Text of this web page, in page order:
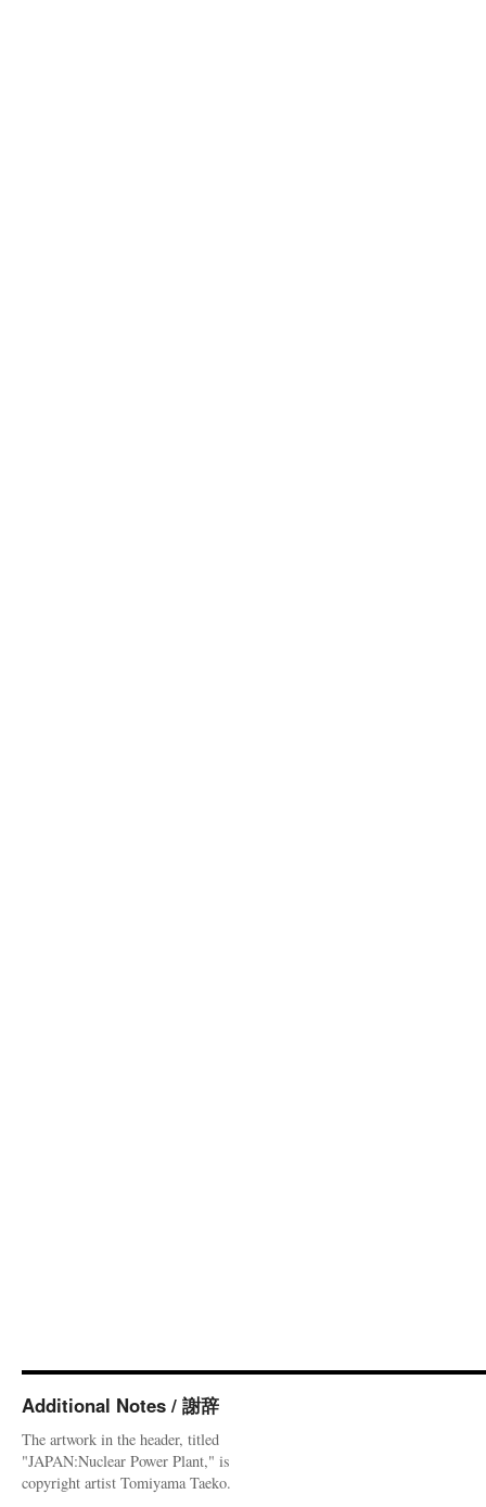
Additional Notes / 謝辞
The artwork in the header, titled
"JAPAN:Nuclear Power Plant," is
copyright artist Tomiyama Taeko.